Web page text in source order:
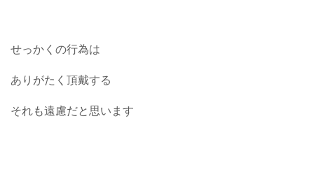
せっかくの行為は
ありがたく頂戴する
それも遠慮だと思います